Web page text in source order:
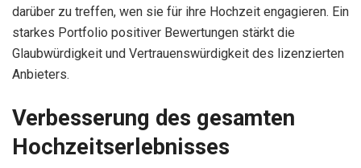
darüber zu treffen, wen sie für ihre Hochzeit engagieren. Ein
starkes Portfolio positiver Bewertungen stärkt die
Glaubwürdigkeit und Vertrauenswürdigkeit des lizenzierten
Anbieters.
Verbesserung des gesamten
Hochzeitserlebnisses